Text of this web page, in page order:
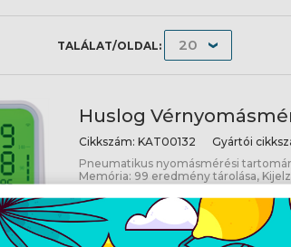
TALÁLAT/OLDAL:
Huslog
Cikkszám: KAT00132 Gyártói
Pneumatikus nyomásmérési
Memória: 99 eredmény tárolása,